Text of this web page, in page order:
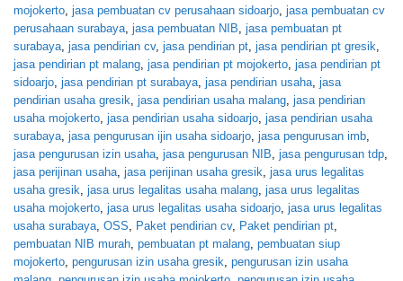
mojokerto jasa pembuatan cv perusahaan sidoarjo jasa pembuatan cv
perusahaan surabaya jasa pembuatan NIB jasa pembuatan pt
surabaya jasa pendirian cv, jasa pendirian pt jasa pendirian pt gresik
jasa pendirian pt malang jasa pendirian pt mojokerto jasa pendirian pt
sidoarjo jasa pendirian pt surabaya jasa pendirian usaha jasa
pendirian usaha gresik jasa pendirian usaha malang jasa pendirian
usaha mojokerto jasa pendirian usaha sidoarjo jasa pendirian usaha
surabaya jasa pengurusan ijin usaha sidoarjo jasa pengurusan imb
jasa pengurusan izin usaha jasa pengurusan NIB jasa pengurusan tdp
jasa perijinan usaha jasa perijinan usaha gresik jasa urus legalitas
usaha gresik jasa urus legalitas usaha malang jasa urus legalitas
usaha mojokerto jasa urus legalitas usaha sidoarjo jasa urus legalitas
usaha surabaya OSS Paket pendirian cv, Paket pendirian pt
pembuatan NIB murah pembuatan pt malang pembuatan siup
mojokerto pengurusan izin usaha gresik pengurusan izin usaha